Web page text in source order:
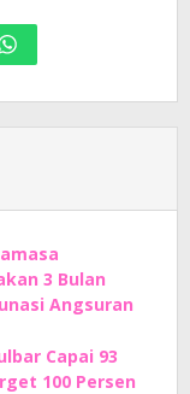
3 Bulan
Angsuran
Capai 93
100 Persen